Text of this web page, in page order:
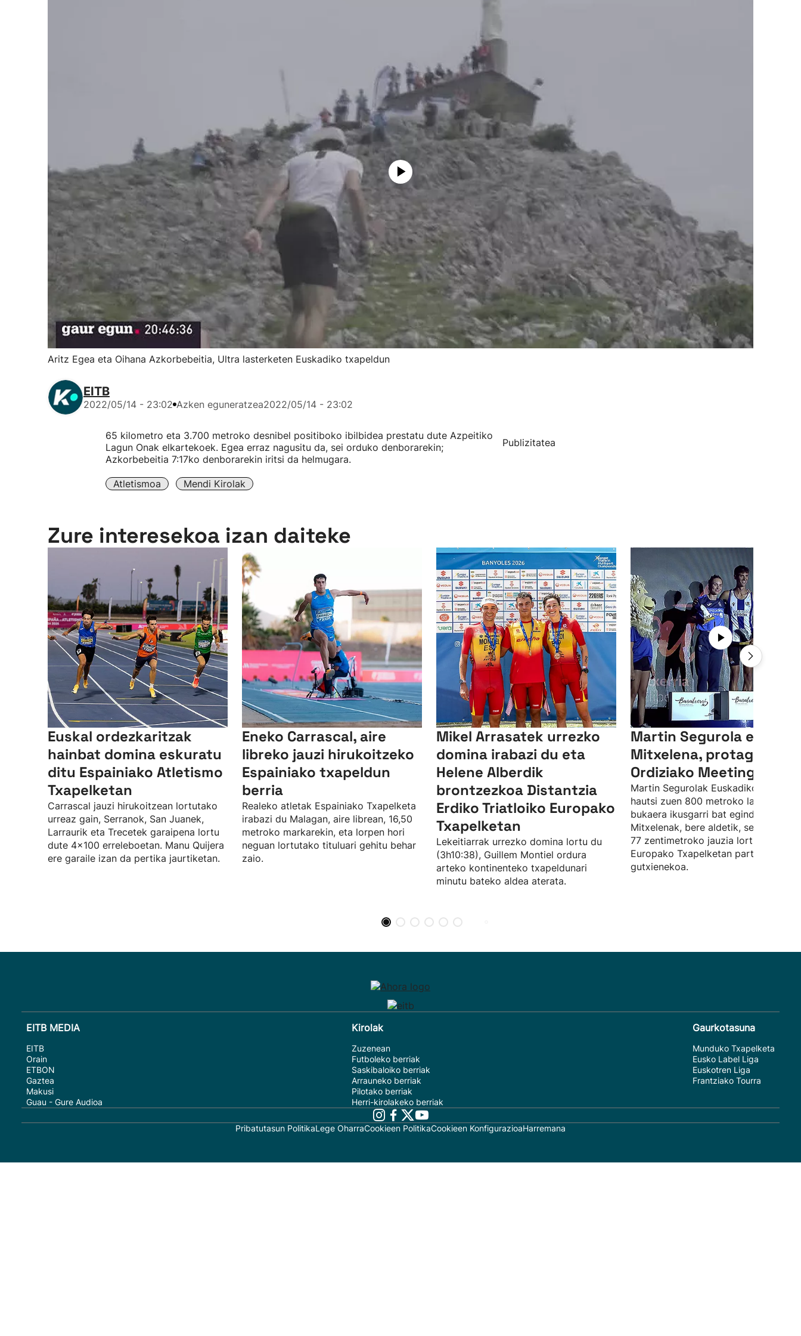
Aritz Egea eta Oihana Azkorbebeitia, Ultra lasterketen Euskadiko txapeldun
EITB
2022/05/14 - 23:02 Azken eguneratzea2022/05/14 - 23:02
65 kilometro eta 3.700 metroko desnibel positiboko ibilbidea prestatu dute Azpeitiko
Lagun Onak elkartekoek. Egea erraz nagusitu da, sei orduko denborarekin;
Azkorbebeitia 7:17ko denborarekin iritsi da helmugara.
Atletismoa Mendi Kirolak
Publizitatea
Zure interesekoa izan daiteke
Euskal ordezkaritzak
hainbat domina eskuratu
ditu Espainiako Atletismo
Txapelketan
Carrascal jauzi hirukoitzean lortutako
urreaz gain, Serranok, San Juanek,
Larraurik eta Trecetek garaipena lortu
dute 4x100 erreleboetan. Manu Quijera
ere garaile izan da pertika jaurtiketan.
Eneko Carrascal, aire
libreko jauzi hirukoitzeko
Espainiako txapeldun
berria
Realeko atletak Espainiako Txapelketa
irabazi du Malagan, aire librean, 16,50
metroko markarekin, eta lorpen hori
neguan lortutako tituluari gehitu behar
zaio.
Mikel Arrasatek urrezko
domina irabazi du eta
Helene Alberdik
brontzezkoa Distantzia
Erdiko Triatloiko Europako
Txapelketan
Lekeitiarrak urrezko domina lortu du
(3h10:38), Guillem Montiel ordura
arteko kontinenteko txapeldunari
minutu bateko aldea aterata.
Martin Segurola eta Irati
Mitxelena, protagonista
Ordiziako Meetingean
Martin Segurolak Euskadiko
hautsi zuen 800 metroko lasterketan
bukaera ikusgarri bat eginda. Irati
Mitxelenak, bere aldetik, sei metro
77 zentimetroko jauzia lortu zuen,
Europako Txapelketan parte
gutxienekoa.
EITB MEDIA
EITB
Orain
ETBON
Gaztea
Makusi
Guau - Gure Audioa
Kirolak
Zuzenean
Futboleko berriak
Saskibaloiko berriak
Arrauneko berriak
Pilotako berriak
Herri-kirolakeko berriak
Gaurkotasuna
Munduko Txapelketa
Eusko Label Liga
Euskotren Liga
Frantziako Tourra
Pribatutasun PolitikaLege OharraCookieen PolitikaCookieen KonfigurazioaHarremana